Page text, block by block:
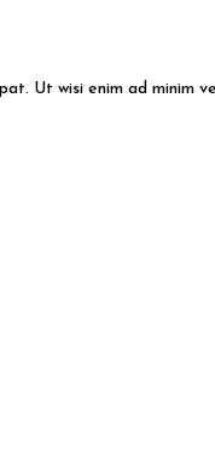
Ut wisi enim ad minim